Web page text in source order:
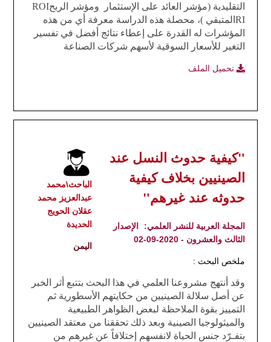
التقليدية (مؤشر العائد على الإستثمار
ROIومؤشر الربح
المتبقي RI
)، محصلة هذه الدراسة معرفة أي من هذه
المؤشرات له القدرة على إعطاء نتائج أفضل في تفسير
التغير للأسعار السوقية لأسهم شركات الصناعة
تحميل الملف
الباحث\محمد
عبدالعزيز محمد
عقلان الحويج
الحديدة
اليمن
"كيفية حدوث النسل عند
الصينيين بخلاف كيفية
حدوثه عند غيرهم"
المجلة العربية للنشر العلمي:
الإصدار
الثالث والعشرون - 2020-09-02
ملخص البحث :
وقد أنتهج مشروعنا العلمي في هذا البحث بتتبع أثر الخبر
عن أصل سلالة الصينيين من حكايتهم الأسطورية ثم
التمييز بقوة الملاحظة لبعض الظواهر الطبيعية
والميثولوجيا الصينية وبعد ذلك تحققنا من معتقد الصينيين
بتفـرّد جنس الحياة لانفسهم إختلافاً عن غيرهم من